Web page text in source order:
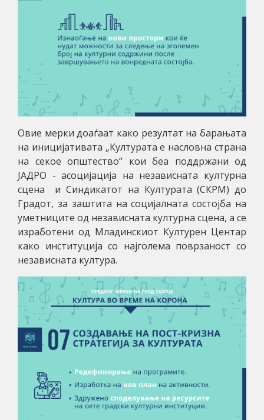
Овие мерки доаѓаат како резултат на барањата
на иницијативата „Културата е насловна страна
на секое општество“ кои беа поддржани од
ЈАДРО - асоцијација на независната културна
сцена и Синдикатот на Културата (СКРМ) до
Градот, за заштита на социјалната состојба на
уметниците од независната културна сцена, а се
изработени од Младинскиот Културен Центар
како институција со најголема поврзаност со
независната култура.